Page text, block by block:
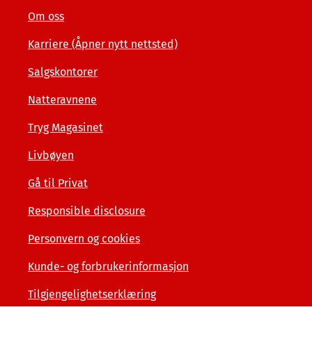
Om oss
Karriere (Åpner nytt nettsted)
Salgskontorer
Natteravnene
Tryg Magasinet
Livbøyen
Gå til Privat
Responsible disclosure
Personvern og cookies
Kunde- og forbrukerinformasjon
Tilgjengelighetserklæring